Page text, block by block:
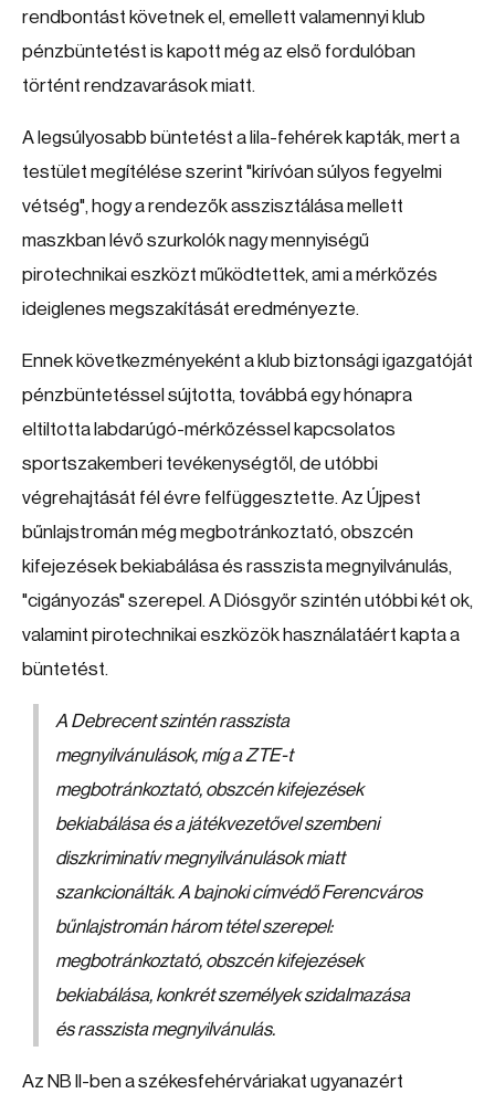
rendbontást követnek el, emellett valamennyi klub
pénzbüntetést is kapott még az első fordulóban
történt rendzavarások miatt.
A legsúlyosabb büntetést a lila-fehérek kapták, mert a
testület megítélése szerint "kirívóan súlyos fegyelmi
vétség", hogy a rendezők asszisztálása mellett
maszkban lévő szurkolók nagy mennyiségű
pirotechnikai eszközt működtettek, ami a mérkőzés
ideiglenes megszakítását eredményezte.
Ennek következményeként a klub biztonsági igazgatóját
pénzbüntetéssel sújtotta, továbbá egy hónapra
eltiltotta labdarúgó-mérkőzéssel kapcsolatos
sportszakemberi tevékenységtől, de utóbbi
végrehajtását fél évre felfüggesztette. Az Újpest
bűnlajstromán még megbotránkoztató, obszcén
kifejezések bekiabálása és rasszista megnyilvánulás,
"cigányozás" szerepel. A Diósgyőr szintén utóbbi két ok,
valamint pirotechnikai eszközök használatáért kapta a
büntetést.
A Debrecent szintén rasszista
megnyilvánulások, míg a ZTE-t
megbotránkoztató, obszcén kifejezések
bekiabálása és a játékvezetővel szembeni
diszkriminatív megnyilvánulások miatt
szankcionálták. A bajnoki címvédő Ferencváros
bűnlajstromán három tétel szerepel:
megbotránkoztató, obszcén kifejezések
bekiabálása, konkrét személyek szidalmazása
és rasszista megnyilvánulás.
Az NB II-ben a székesfehérváriakat ugyanazért